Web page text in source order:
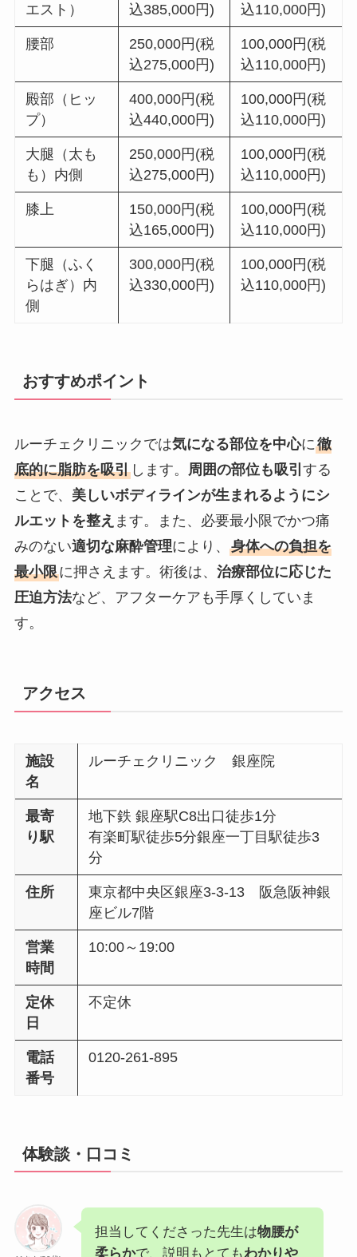
エスト）
込385,000円)
込110,000円)
腰部
250,000円(税
込275,000円)
100,000円(税
込110,000円)
殿部（ヒッ
プ）
400,000円(税
込440,000円)
100,000円(税
込110,000円)
大腿（太も
も）内側
250,000円(税
込275,000円)
100,000円(税
込110,000円)
膝上
150,000円(税
込165,000円)
100,000円(税
込110,000円)
下腿（ふく
らはぎ）内
側
300,000円(税
込330,000円)
100,000円(税
込110,000円)
おすすめポイント
ルーチェクリニックでは気になる部位を中心に徹
底的に脂肪を吸引します。 周囲の部位も吸引 する
ことで、 美しいボディラインが生まれるようにシ
ルエットを整え ます。また、必要最小限でかつ痛
みのない適切な麻酔管理により、 身体への負担を
最小限に押さえます。術後は、 治療部位に応じた
圧迫方法など、アフターケアも手厚くしていま
す。
アクセス
施設
名
ルーチェクリニック 銀座院
最寄
り駅
地下鉄 銀座駅C8出口徒歩1分
有楽町駅徒歩5分銀座一丁目駅徒歩3
分
住所
東京都中央区銀座3-3-13 阪急阪神銀
座ビル7階
営業
時間
10:00～19:00
定休
日
不定休
電話
番号
0120-261-895
体験談・口コミ
担当してくださった先生は物腰が
柔らかで、説明もとてもわかりや